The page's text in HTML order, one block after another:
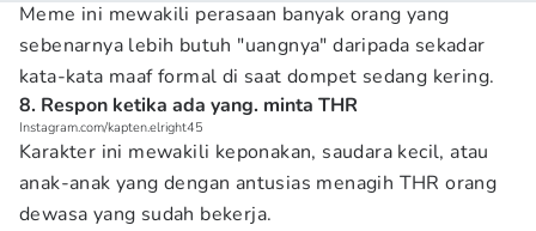
Meme ini mewakili perasaan banyak orang yang
sebenarnya lebih butuh "uangnya" daripada sekadar
kata-kata maaf formal di saat dompet sedang kering.
8. Respon ketika ada yang. minta THR
Instagram.com/kapten.elright45
Karakter ini mewakili keponakan, saudara kecil, atau
anak-anak yang dengan antusias menagih THR orang
dewasa yang sudah bekerja.